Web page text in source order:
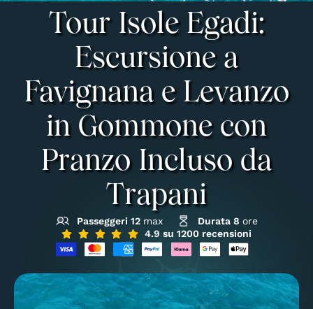
Tour Isole Egadi:
Escursione a
Favignana e Levanzo
in Gommone con
Pranzo Incluso da
Trapani
Passeggeri 12 max Durata 8 ore
4.9 su 1200 recensioni